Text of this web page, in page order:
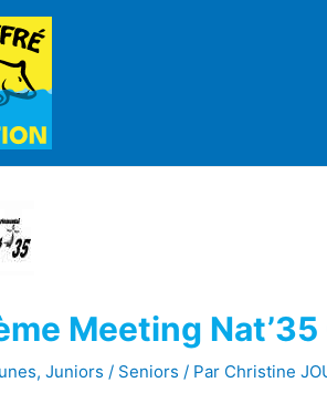
Meeting
, Juniors / Seniors / Par Christine